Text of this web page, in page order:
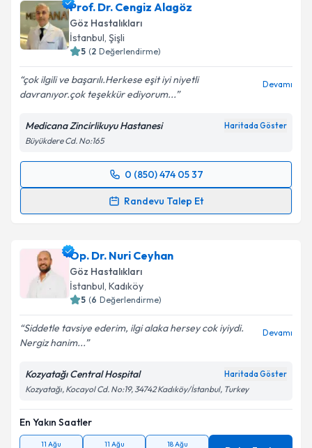
Prof. Dr. Cengiz Alagöz
Göz Hastalıkları
İstanbul, Şişli
5 (2 Değerlendirme)
çok ilgili ve başarılı.Herkese eşit iyi niyetli
davranıyor.çok teşekkür ediyorum...
Devamı
Medicana Zincirlikuyu Hastanesi Haritada Göster
Büyükdere Cd. No:165
0 (850) 474 05 37
Randevu Talep Et
Randevu Takvimi Talebi
takvim hazırlandığında e-posta ile bilgilendireceğiz.
E-posta Adresiniz
kapsamda işlenmesini kabul ediyorum.
Op. Dr. Nuri Ceyhan
Göz Hastalıkları
İstanbul, Kadıköy
5 (6 Değerlendirme)
Siddetle tavsiye ederim, ilgi alaka hersey cok iyiydi.
Nergiz hanim...
Devamı
Kozyatağı Central Hospital Haritada Göster
Kozyatağı, Kocayol Cd. No:19, 34742 Kadıköy/İstanbul, Turkey
En Yakın Saatler
11 Ağu 11 Ağu 18 Ağu